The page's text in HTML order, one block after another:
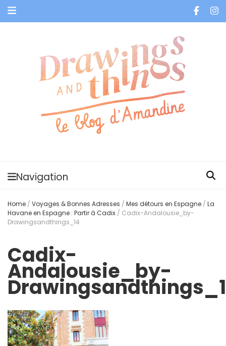
Navigation
Home / Voyages & Bonnes Adresses / Mes détours en Espagne / La
Havane en Espagne : Partir à Cadix / Cadix-Andalousie_by-
Drawingsandthings_14
Cadix-
Andalousie_by-